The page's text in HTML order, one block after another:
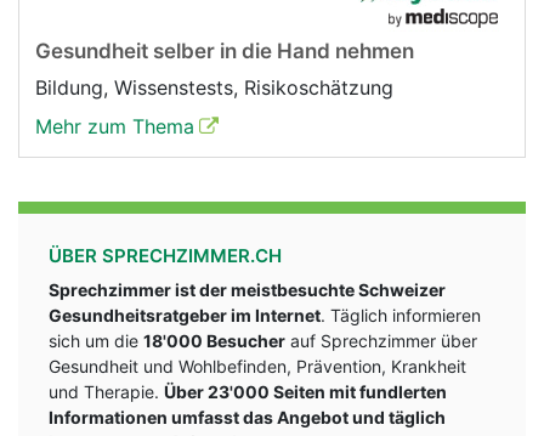
Gesundheit selber in die Hand nehmen
Bildung, Wissenstests, Risikoschätzung
Mehr zum Thema
ÜBER SPRECHZIMMER.CH
Sprechzimmer ist der meistbesuchte Schweizer
Gesundheitsratgeber im Internet. Täglich informieren
sich um die 18'000 Besucher auf Sprechzimmer über
Gesundheit und Wohlbefinden, Prävention, Krankheit
und Therapie. Über 23'000 Seiten mit fundlerten
Informationen umfasst das Angebot und täglich